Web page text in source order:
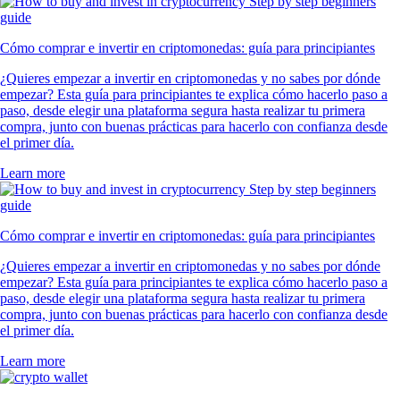
Cómo comprar e invertir en criptomonedas: guía para principiantes
¿Quieres empezar a invertir en criptomonedas y no sabes por dónde
empezar? Esta guía para principiantes te explica cómo hacerlo paso a
paso, desde elegir una plataforma segura hasta realizar tu primera
compra, junto con buenas prácticas para hacerlo con confianza desde
el primer día.
Learn more
Cómo comprar e invertir en criptomonedas: guía para principiantes
¿Quieres empezar a invertir en criptomonedas y no sabes por dónde
empezar? Esta guía para principiantes te explica cómo hacerlo paso a
paso, desde elegir una plataforma segura hasta realizar tu primera
compra, junto con buenas prácticas para hacerlo con confianza desde
el primer día.
Learn more